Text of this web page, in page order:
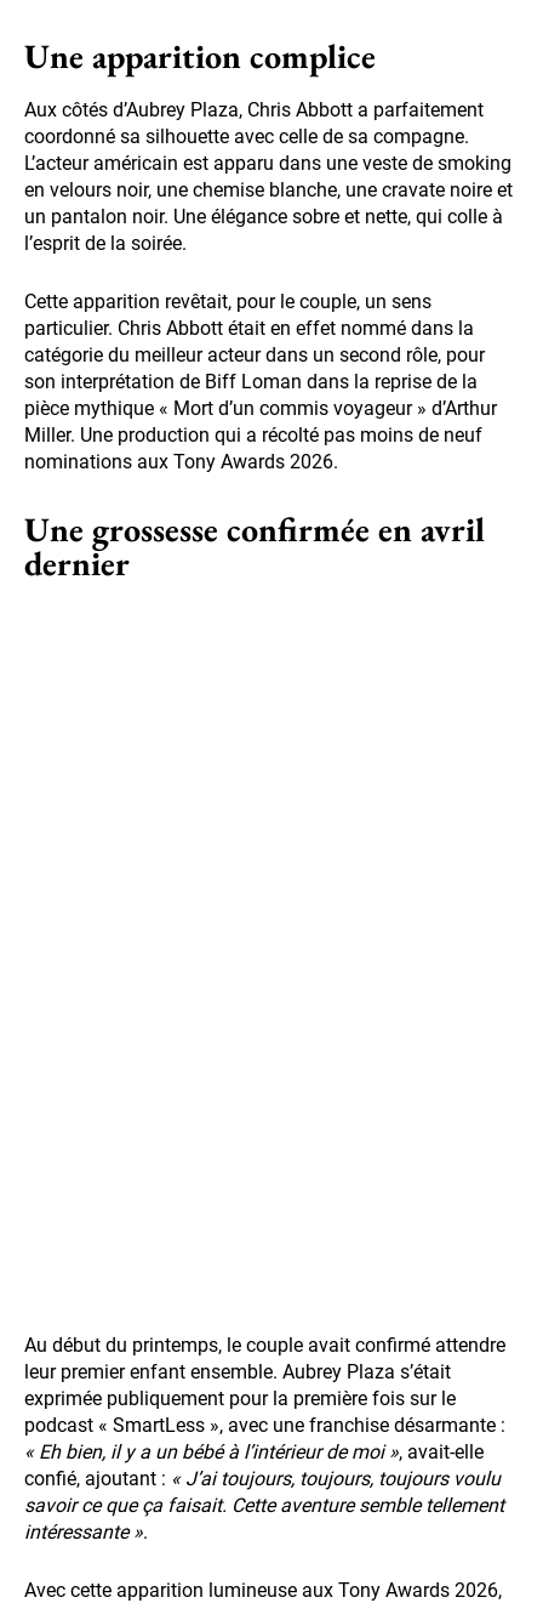
Une apparition complice
Aux côtés d’Aubrey Plaza, Chris Abbott a parfaitement
coordonné sa silhouette avec celle de sa compagne.
L’acteur américain est apparu dans une veste de smoking
en velours noir, une chemise blanche, une cravate noire et
un pantalon noir. Une élégance sobre et nette, qui colle à
l’esprit de la soirée.
Cette apparition revêtait, pour le couple, un sens
particulier. Chris Abbott était en effet nommé dans la
catégorie du meilleur acteur dans un second rôle, pour
son interprétation de Biff Loman dans la reprise de la
pièce mythique « Mort d’un commis voyageur » d’Arthur
Miller. Une production qui a récolté pas moins de neuf
nominations aux Tony Awards 2026.
Une grossesse confirmée en avril
dernier
Au début du printemps, le couple avait confirmé attendre
leur premier enfant ensemble. Aubrey Plaza s’était
exprimée publiquement pour la première fois sur le
podcast « SmartLess », avec une franchise désarmante :
« Eh bien, il y a un bébé à l’intérieur de moi », avait-elle
confié, ajoutant : « J’ai toujours, toujours, toujours voulu
savoir ce que ça faisait. Cette aventure semble tellement
intéressante ».
Avec cette apparition lumineuse aux Tony Awards 2026,